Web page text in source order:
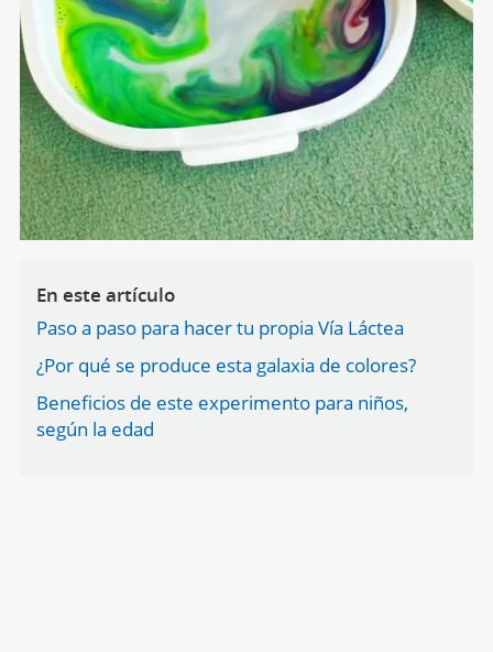
En este artículo
Paso a paso para hacer tu propia Vía Láctea
¿Por qué se produce esta galaxia de colores?
Beneficios de este experimento para niños,
según la edad